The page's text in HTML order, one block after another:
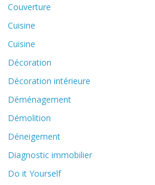
Couverture
Cuisine
Cuisine
Décoration
Décoration intérieure
Déménagement
Démolition
Déneigement
Diagnostic immobilier
Do it Yourself